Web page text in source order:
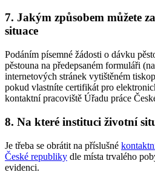
7. Jakým způsobem můžete
situace
Podáním písemné žádosti o dávku
pěstouna na předepsaném formuláři
internetových stránek vytištěném
pokud vlastníte certifikát pro
kontaktní pracoviště Úřadu práce
8. Na které instituci životní
Je třeba se obrátit na příslušné
České republiky dle místa trvalého
evidenci.